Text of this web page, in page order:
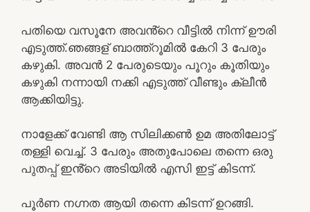
പതിയെ വസൂനേ അവൻ്റെ വീട്ടിൽ നിന്ന് ഊരി
എടുത്ത്.ഞങ്ങള് ബാത്ത്റൂമിൽ കേറി 3 പേരും
കഴുകി. അവൻ 2 പേരുടെയും പൂറും കൂതിയും
കഴുകി നന്നായി നക്കി എടുത്ത് വീണ്ടും ക്ലീൻ
ആക്കിയിട്ടു.
നാളേക്ക് വേണ്ടി ആ സിലിക്കൺ ഉമ അതിലോട്ട്
തള്ളി വെച്ച്. 3 പേരും അതുപോലെ തന്നെ ഒരു
പുതപ്പ് ഇൻ്റെ അടിയിൽ എസി ഇട്ട് കിടന്ന്.
പൂർണ നഗ്നത ആയി തന്നെ കിടന്ന് ഉറങ്ങി.